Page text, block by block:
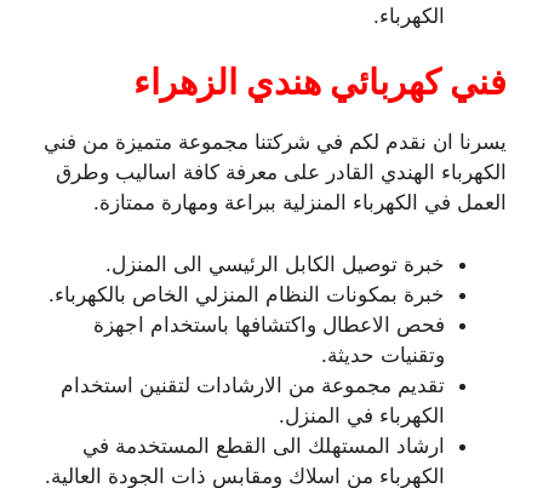
الكهرباء.
فني كهربائي هندي الزهراء
يسرنا ان نقدم لكم في شركتنا مجموعة متميزة من فني
الكهرباء الهندي القادر على معرفة كافة اساليب وطرق
العمل في الكهرباء المنزلية ببراعة ومهارة ممتازة.
خبرة توصيل الكابل الرئيسي الى المنزل.
خبرة بمكونات النظام المنزلي الخاص بالكهرباء.
فحص الاعطال واكتشافها باستخدام اجهزة
وتقنيات حديثة.
تقديم مجموعة من الارشادات لتقنين استخدام
الكهرباء في المنزل.
ارشاد المستهلك الى القطع المستخدمة في
الكهرباء من اسلاك ومقابس ذات الجودة العالية.